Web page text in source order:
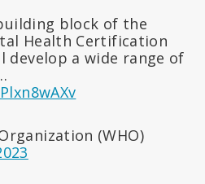
block of the
Health Certification
a wide range of
(WHO)